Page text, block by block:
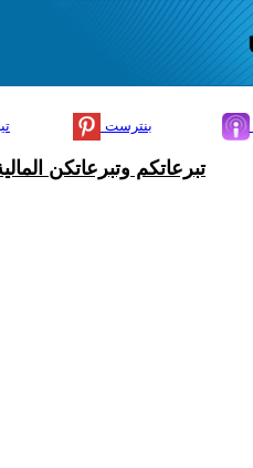
بنترست
تبرعاتكم وتبرعاتكن